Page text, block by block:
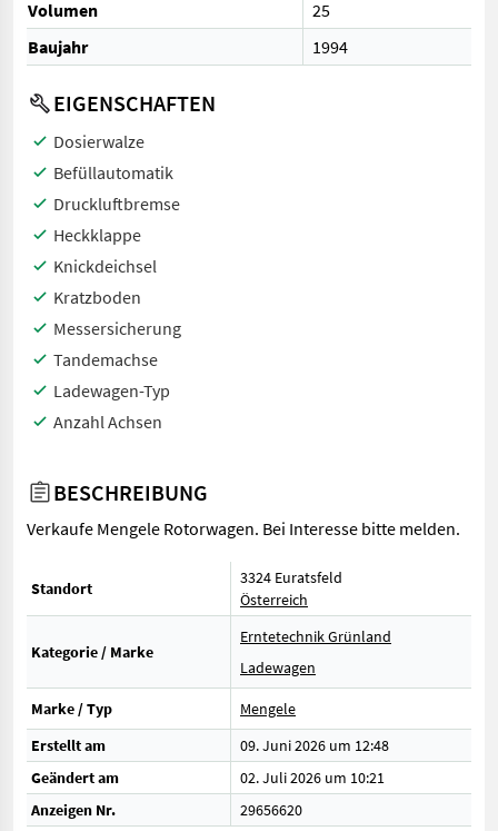
Volumen
25
Baujahr
1994
EIGENSCHAFTEN
Dosierwalze
Befüllautomatik
Druckluftbremse
Heckklappe
Knickdeichsel
Kratzboden
Messersicherung
Tandemachse
Ladewagen-Typ
Anzahl Achsen
BESCHREIBUNG
Verkaufe Mengele Rotorwagen. Bei Interesse bitte melden.
Standort
3324 Euratsfeld
Österreich
Kategorie / Marke
Erntetechnik Grünland
Ladewagen
Marke / Typ
Mengele
Erstellt am
09. Juni 2026 um 12:48
Geändert am
02. Juli 2026 um 10:21
Anzeigen Nr.
29656620